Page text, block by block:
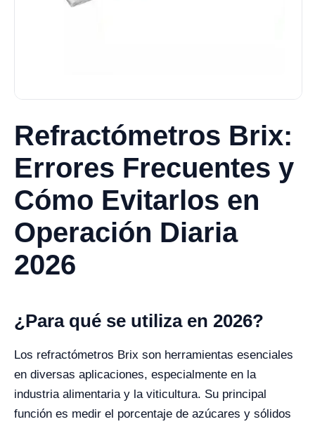
Refractómetros Brix:
Errores Frecuentes y
Cómo Evitarlos en
Operación Diaria
2026
¿Para qué se utiliza en 2026?
Los refractómetros Brix son herramientas esenciales
en diversas aplicaciones, especialmente en la
industria alimentaria y la viticultura. Su principal
función es medir el porcentaje de azúcares y sólidos